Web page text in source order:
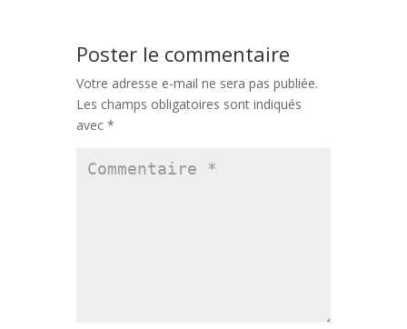
Poster le commentaire
Votre adresse e-mail ne sera pas publiée.
Les champs obligatoires sont indiqués
avec *